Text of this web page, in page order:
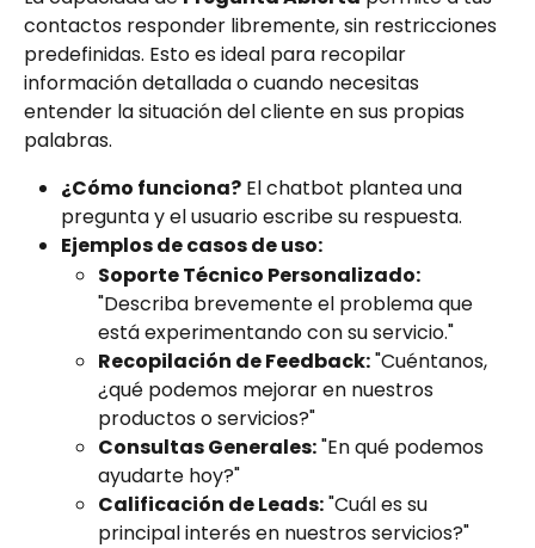
contactos responder libremente, sin restricciones
predefinidas. Esto es ideal para recopilar
información detallada o cuando necesitas
entender la situación del cliente en sus propias
palabras.
¿Cómo funciona? El chatbot plantea una
pregunta y el usuario escribe su respuesta.
Ejemplos de casos de uso:
Soporte Técnico Personalizado:
"Describa brevemente el problema que
está experimentando con su servicio."
Recopilación de Feedback: "Cuéntanos,
¿qué podemos mejorar en nuestros
productos o servicios?"
Consultas Generales: "En qué podemos
ayudarte hoy?"
Calificación de Leads: "Cuál es su
principal interés en nuestros servicios?"